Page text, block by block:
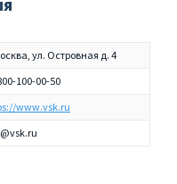
ул. Островная д. 4
100-00-50
www.vsk.ru